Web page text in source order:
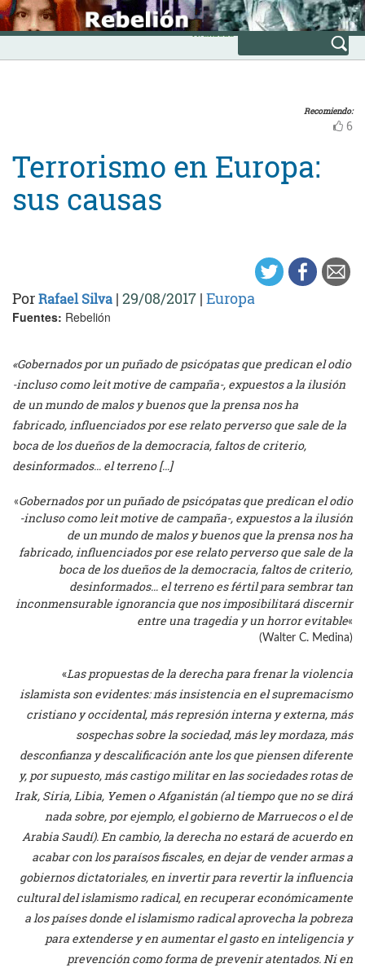
Skip
to
content
INICIO
Avanzada
Recomiendo:
6
Terrorismo en Europa:
sus causas
PorRafael Silva | 29/08/2017 | Europa
Fuentes: Rebelión
«Gobernados por un puñado de psicópatas que predican el odio
-incluso como leit motive de campaña-, expuestos a la ilusión
de un mundo de malos y buenos que la prensa nos ha
fabricado, influenciados por ese relato perverso que sale de la
boca de los dueños de la democracia, faltos de criterio,
desinformados… el terreno […]
«Gobernados por un puñado de psicópatas que predican el odio
-incluso como leit motive de campaña-, expuestos a la ilusión
de un mundo de malos y buenos que la prensa nos ha
fabricado, influenciados por ese relato perverso que sale de la
boca de los dueños de la democracia, faltos de criterio,
desinformados… el terreno es fértil para sembrar tan
inconmensurable ignorancia que nos imposibilitará discernir
entre una tragedia y un horror evitable«
(Walter C. Medina)
«Las propuestas de la derecha para frenar la violencia
islamista son evidentes: más insistencia en el supremacismo
cristiano y occidental, más represión interna y externa, más
sospechas sobre la sociedad, más ley mordaza, más
desconfianza y descalificación ante los que piensen diferente
y, por supuesto, más castigo militar en las sociedades rotas de
Irak, Siria, Libia, Yemen o Afganistán (al tiempo que no se dirá
nada sobre, por ejemplo, el gobierno de Marruecos o el de
Arabia Saudí). En cambio, la derecha no estará de acuerdo en
acabar con los paraísos fiscales, en dejar de vender armas a
gobiernos dictatoriales, en invertir para revertir la influencia
cultural del islamismo radical, en recuperar económicamente
a los países donde el islamismo radical aprovecha la pobreza
para extenderse y en aumentar el gasto en inteligencia y
prevención como forma de prevenir atentados. Ni en